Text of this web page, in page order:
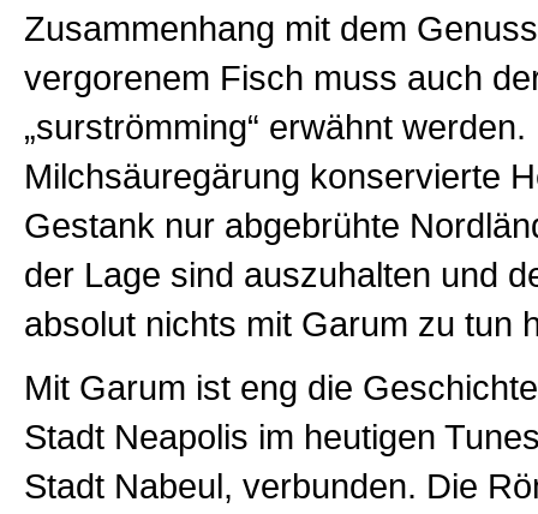
Zusammenhang mit dem
vergorenem Fisch muss auch
„surströmming“ erwähnt
Milchsäuregärung konservierte
Gestank nur abgebrühte
der Lage sind auszuhalten und
absolut nichts mit Garum zu tun
Mit Garum ist eng die
Stadt Neapolis im heutigen
Stadt Nabeul, verbunden. Die